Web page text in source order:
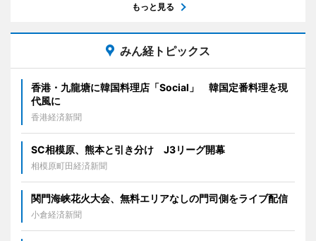
もっと見る
みん経トピックス
香港・九龍塘に韓国料理店「Social」 韓国定番料理を現
代風に
香港経済新聞
SC相模原、熊本と引き分け J3リーグ開幕
相模原町田経済新聞
関門海峡花火大会、無料エリアなしの門司側をライブ配信
小倉経済新聞